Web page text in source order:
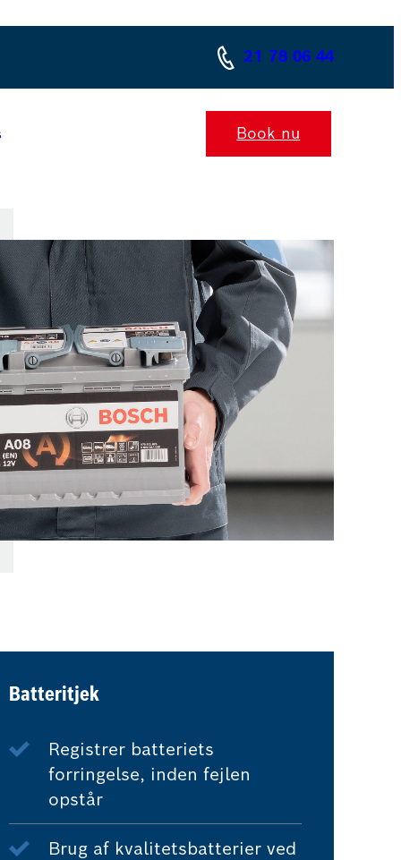
21 78 06 44
Book nu
Batteritjek
Registrer batteriets
forringelse, inden fejlen
opstår
Brug af kvalitetsbatterier ved